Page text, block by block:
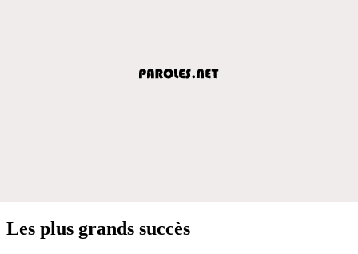
Les plus grands succès